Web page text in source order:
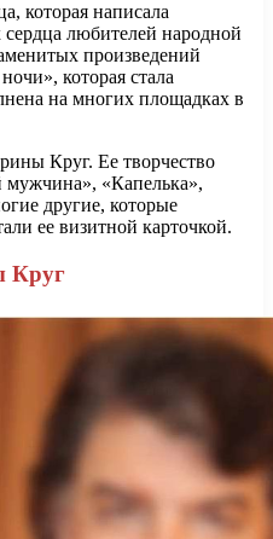
которая написала
любителей народной
произведений
которая стала
на многих площадках в
Круг. Ее творчество
«Капелька»,
другие, которые
ее визитной карточкой.
Круг